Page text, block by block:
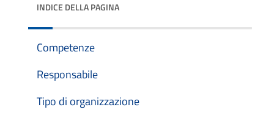
INDICE DELLA PAGINA
Competenze
Responsabile
Tipo di organizzazione